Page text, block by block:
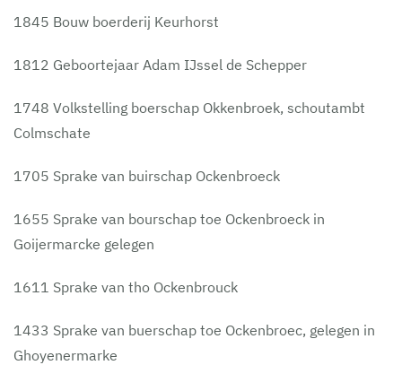
1845 Bouw boerderij Keurhorst
1812 Geboortejaar Adam IJssel de Schepper
1748 Volkstelling boerschap Okkenbroek, schoutambt
Colmschate
1705 Sprake van buirschap Ockenbroeck
1655 Sprake van bourschap toe Ockenbroeck in
Goijermarcke gelegen
1611 Sprake van tho Ockenbrouck
1433 Sprake van buerschap toe Ockenbroec, gelegen in
Ghoyenermarke